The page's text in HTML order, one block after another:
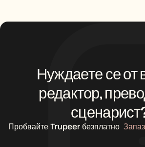
Нуждаете се от
редактор,
Пробвайте Trupeer безплатно